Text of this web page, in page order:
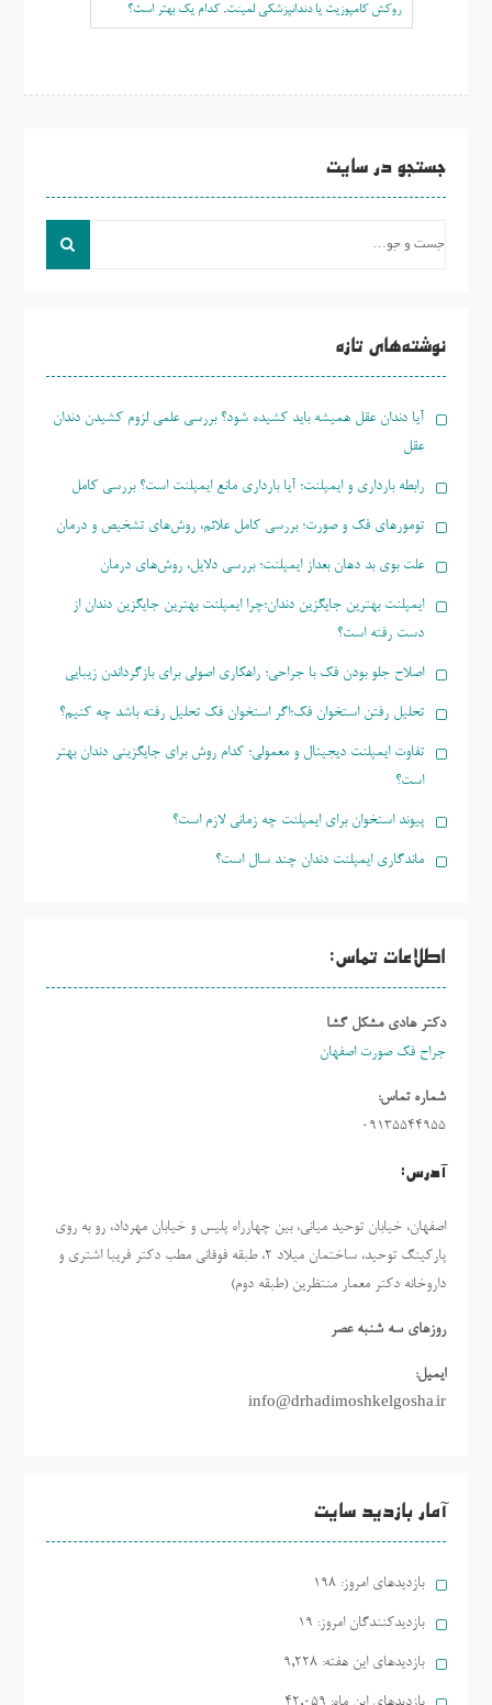
روکش کامپوزیت یا دندانپزشکی لمینت,کدام یک بهتر است؟
جستجو در سایت
نوشته‌های تازه
آیا دندان عقل همیشه باید کشیده شود؟ بررسی علمی لزوم کشیدن دندان
عقل
رابطه بارداری و ایمپلنت؛ آیا بارداری مانع ایمپلنت است؟ بررسی کامل
تومورهای فک و صورت؛ بررسی کامل علائم، روش‌های تشخیص و درمان
علت بوی بد دهان بعداز ایمپلنت؛ بررسی دلایل، روش‌های درمان
ایمپلنت بهترین جایگزین دندان؛چرا ایمپلنت بهترین جایگزین دندان از
دست رفته است؟
اصلاح جلو بودن فک با جراحی؛ راهکاری اصولی برای بازگرداندن زیبایی
تحلیل رفتن استخوان فک؛اگر استخوان فک تحلیل رفته باشد چه کنیم؟
تفاوت ایمپلنت دیجیتال و معمولی؛ کدام روش برای جایگزینی دندان بهتر
است؟
پیوند استخوان برای ایمپلنت چه زمانی لازم است؟
ماندگاری ایمپلنت دندان چند سال است؟
اطلاعات تماس:
دکتر هادی مشکل گشا
جراح فک صورت اصفهان
شماره تماس:
09135544955
آدرس:
اصفهان، خیابان توحید میانی، بین چهارراه پلیس و خیابان مهرداد، رو به روی
پارکینگ توحید، ساختمان میلاد ٢، طبقه فوقانی مطب دکتر فریبا اشتری و
داروخانه دکتر معمار منتظرین (طبقه دوم)
روزهاي سه شنبه عصر
ایمیل:
info@drhadimoshkelgosha.ir
آمار بازدید سایت
بازدیدهای امروز: 198
بازدیدکنندگان امروز: 19
بازدیدهای این هفته: 9,228